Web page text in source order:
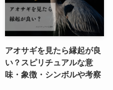
アオサギを見たら縁起が良
い？スピリチュアルな意
味・象徴・シンボルや考察